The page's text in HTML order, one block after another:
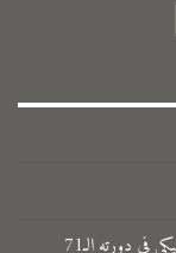
في دورته الـ71